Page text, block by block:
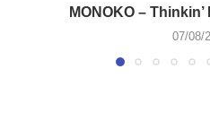
MONOKO –
07/08/